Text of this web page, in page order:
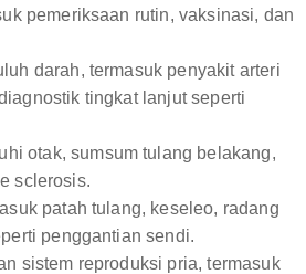
pemeriksaan rutin, vaksinasi, dan
darah, termasuk penyakit arteri
tingkat lanjut seperti
otak, sumsum tulang belakang,
sclerosis.
patah tulang, keseleo, radang
penggantian sendi.
sistem reproduksi pria, termasuk